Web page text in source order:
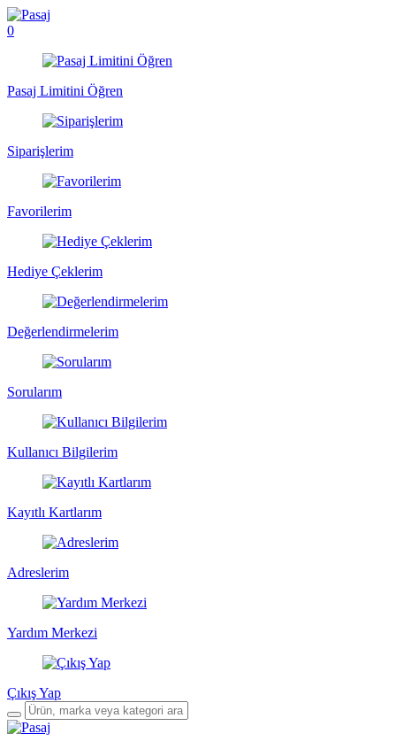
0
Pasaj Limitini Öğren
Siparişlerim
Favorilerim
Hediye Çeklerim
Değerlendirmelerim
Sorularım
Kullanıcı Bilgilerim
Kayıtlı Kartlarım
Adreslerim
Yardım Merkezi
Çıkış Yap